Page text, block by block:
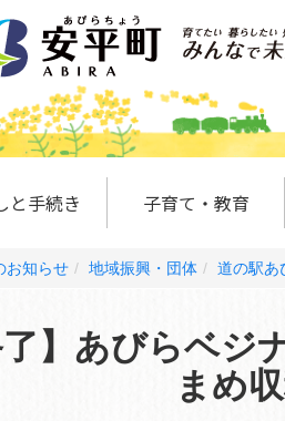
と手続き 子育て・教育
お知らせ 地域振興・団体 道の駅あ
了】あびらベ
まめ